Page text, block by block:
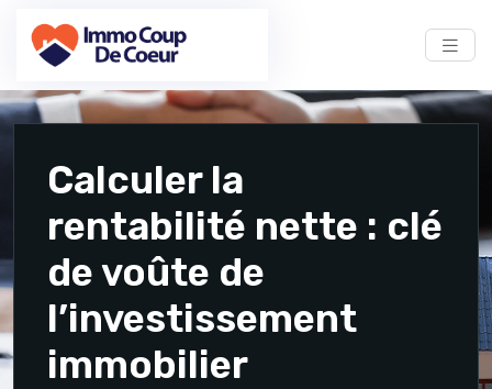
Calculer la
rentabilité nette : clé
de voûte de
l’investissement
immobilier